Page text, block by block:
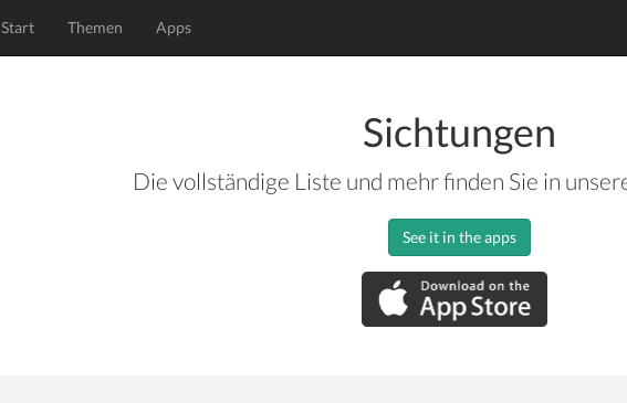
Start Themen Apps
Sichtungen
Die vollständige Liste und mehr finden Sie in
See it in the apps